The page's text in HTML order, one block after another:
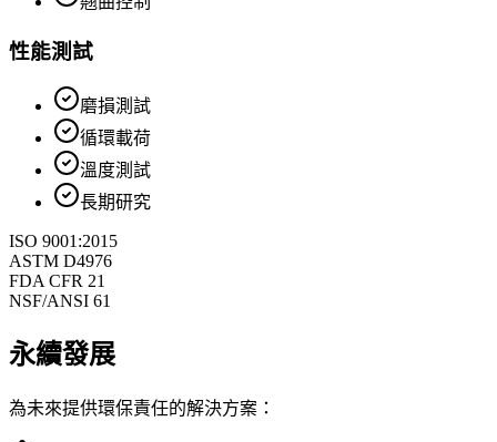
性能測試
磨損測試
循環載荷
溫度測試
長期研究
ISO 9001:2015
ASTM D4976
FDA CFR 21
NSF/ANSI 61
永續發展
為未來提供環保責任的解決方案：